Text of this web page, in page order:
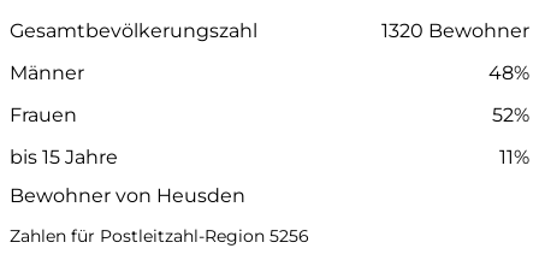
Gesamtbevölkerungszahl
1320 Bewohner
Männer
48%
Frauen
52%
bis 15 Jahre
11%
Bewohner von Heusden
Zahlen für Postleitzahl-Region 5256